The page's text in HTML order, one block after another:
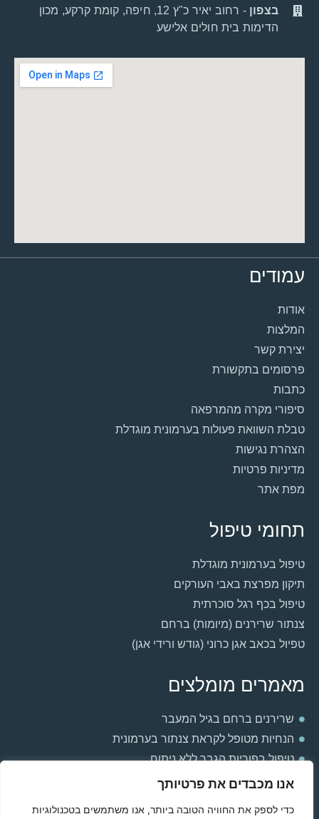
אנו מכבדים את פרטיותך
כדי לספק את החוויה הטובה ביותר, אנו משתמשים בטכנולוגיות
בצפון
- רחוב יאיר כ"ץ 12, חיפה, קומת קרקע, מכון
הדימות בית חולים אלישע
עמודים
אודות
המלצות
יצירת קשר
פרסומים בתקשורת
כתבות
סיפורי מקרה מהמרפאה
טבלת השוואת פעולות בערמונית מוגדלת
הצהרת נגישות
מדיניות פרטיות
מפת אתר
תחומי טיפול
טיפול בערמונית מוגדלת
תיקון מפרצת באבי העורקים
טיפול בכף רגל סוכרתית
צנתור שרירנים (מיומות) ברחם
טפיול בכאב אגן כרוני (גודש ורידי אגן)
מאמרים מומלצים
שרירנים ברחם בגיל המעבר
הנחיות מטופל לקראת צנתור בערמונית
טיפול בפוריות הגבר ללא ניתוח
למה אני חש חולשה וכבדות ברגליים?